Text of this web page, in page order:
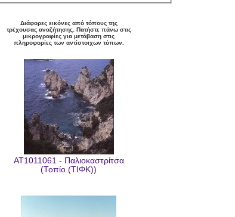
Διάφορες εικόνες από τόπους της
τρέχουσας αναζήτησης. Πατήστε πάνω στις
μικρογραφίες για μετάβαση στις
πληροφορίες των αντίστοιχων τόπων.
AT1011061 - Παλιοκαστρίτσα
(Τοπίο (ΤΙΦΚ))